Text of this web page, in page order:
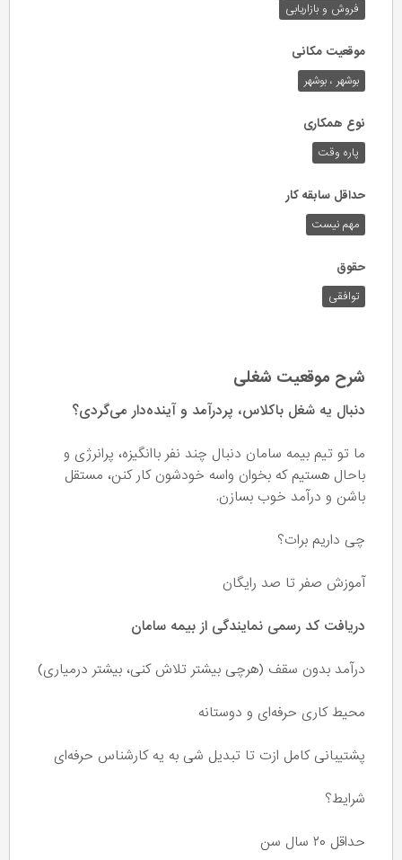
فروش و بازاریابی
موقعیت مکانی
بوشهر ، بوشهر
نوع همکاری
پاره وقت
حداقل سابقه کار
مهم نیست
حقوق
توافقی
شرح موقعیت شغلی
دنبال یه شغل باکلاس، پردرآمد و آینده‌دار می‌گردی؟
ما تو تیم بیمه سامان دنبال چند نفر باانگیزه، پرانرژی و
باحال هستیم که بخوان واسه خودشون کار کنن، مستقل
باشن و درآمد خوب بسازن.
چی داریم برات؟
آموزش صفر تا صد رایگان
دریافت کد رسمی نمایندگی از بیمه سامان
درآمد بدون سقف (هرچی بیشتر تلاش کنی، بیشتر درمیاری)
محیط کاری حرفه‌ای و دوستانه
پشتیبانی کامل ازت تا تبدیل شی به یه کارشناس حرفه‌ای
شرایط؟
حداقل ۲۰ سال سن